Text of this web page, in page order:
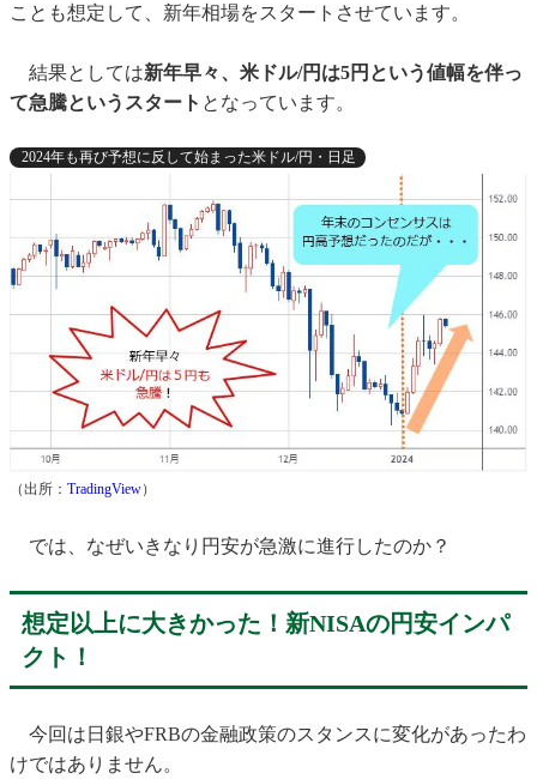
ことも想定して、新年相場をスタートさせています。
結果としては新年早々、米ドル/円は5円という値幅を伴っ
て急騰というスタート となっています。
2024年も再び予想に反して始まった米ドル/円・日足
（出所： TradingView）
では、なぜいきなり円安が急激に進行したのか？
想定以上に大きかった！新NISAの円安インパ
クト！
今回は日銀やFRBの金融政策のスタンスに変化があったわ
けではありません。